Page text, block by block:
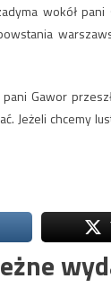
wokół
Gawor
Jeżeli chcemy